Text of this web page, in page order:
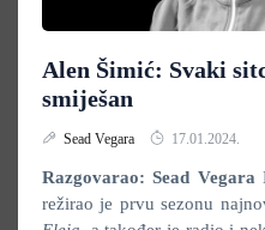
Alen Šimić: Svaki
smiješan
Sead Vegara 17.01.2024.
Razgovarao: Sead Vegara
režirao je prvu sezonu